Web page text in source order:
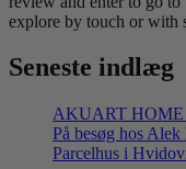
explore by touch or with
Seneste indlæg
AKUART HOME
På besøg hos
Parcelhus i